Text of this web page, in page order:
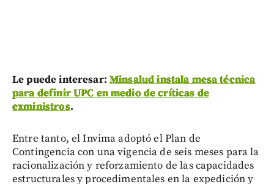
Le puede interesar: Minsalud instala mesa técnica
para definir UPC en medio de críticas de
exministros.
Entre tanto, el Invima adoptó el Plan de
Contingencia con una vigencia de seis meses para la
racionalización y reforzamiento de las capacidades
estructurales y procedimentales en la expedición y